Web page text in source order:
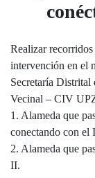
Realizar
intervención en el
Secretaría
Vecinal – CIV
1. Alameda que
conectando con el
2. Alameda que
II.